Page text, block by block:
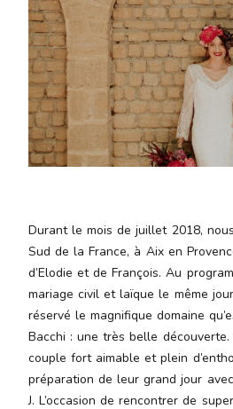
Durant le mois de juillet 2018,
Sud de la France, à Aix en
d’Elodie et de François. Au
mariage civil et laïque le même
réservé le magnifique domaine
Bacchi : une très belle
couple fort aimable et plein
préparation de leur grand jour
J. L’occasion de rencontrer de
Aenean
lacinia
bibendum
nulla sed
consectetur.
Aenean
lacinia
bibendum
nulla sed
faucibus
mollis
interdum.
Maecenas
faucibus
mollis
interdum.
Etiam porta
sem